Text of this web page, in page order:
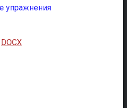
упражнения
DOCX